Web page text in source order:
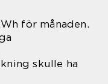
för månaden.
skulle ha